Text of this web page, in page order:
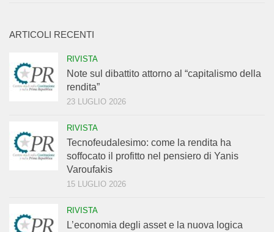
ARTICOLI RECENTI
RIVISTA
Note sul dibattito attorno al “capitalismo della
rendita”
23 LUGLIO 2026
RIVISTA
Tecnofeudalesimo: come la rendita ha
soffocato il profitto nel pensiero di Yanis
Varoufakis
15 LUGLIO 2026
RIVISTA
L’economia degli asset e la nuova logica